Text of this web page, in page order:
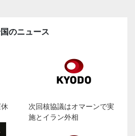
のニュース
次回核協議はオマーンで実
施とイラン外相